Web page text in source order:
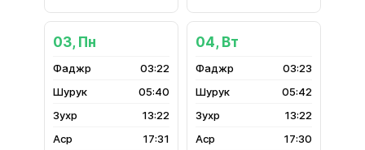
03, Пн
03:22
05:40
13:22
17:31
04, Вт
03:23
05:42
13:22
17:30